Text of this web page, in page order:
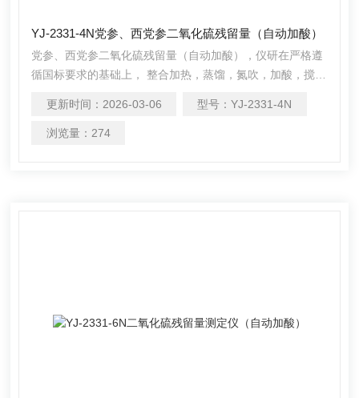
YJ-2331-4N党参、西党参二氧化硫残留量（自动加酸）
党参、西党参二氧化硫残留量（自动加酸），仪研在严格遵
循国标要求的基础上， 整合加热，蒸馏，氮吹，加酸，搅拌
平行样)的处理，从面极大的提高了检测数据的精度和减少了
工作时间。
更新时间： 2026-03-06 型号：YJ-2331-4N
浏览量： 274